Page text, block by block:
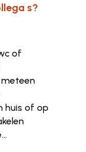
s?
of
huis of op